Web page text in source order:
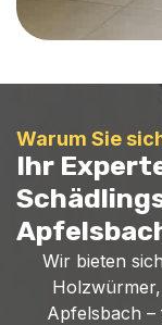
Warum Sie
Ihr
Wir bieten
Apfelsbach –